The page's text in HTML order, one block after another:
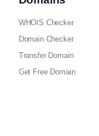
WHOIS Checker
Domain Checker
Transfer Domain
Get Free Domain